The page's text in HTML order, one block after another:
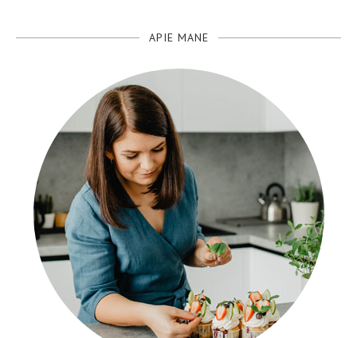
APIE MANE